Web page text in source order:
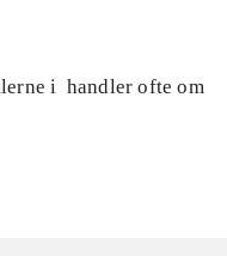
i handler ofte om